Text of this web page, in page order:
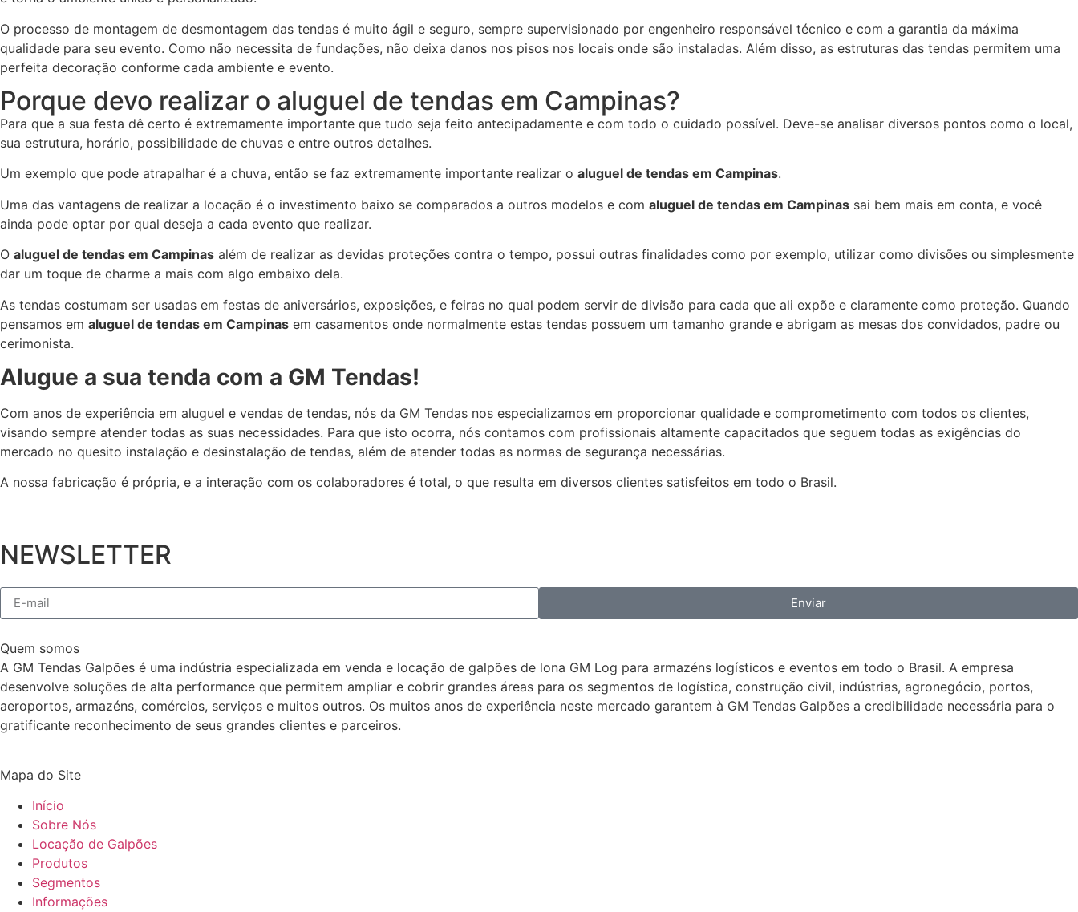
O processo de montagem de desmontagem das tendas é muito ágil e seguro, sempre supervisionado por engenheiro responsável técnico e com a garantia da máxima
qualidade para seu evento. Como não necessita de fundações, não deixa danos nos pisos nos locais onde são instaladas. Além disso, as estruturas das tendas permitem uma
perfeita decoração conforme cada ambiente e evento.
Porque devo realizar o aluguel de tendas em Campinas?
Para que a sua festa dê certo é extremamente importante que tudo seja feito antecipadamente e com todo o cuidado possível. Deve-se analisar diversos pontos como o local,
sua estrutura, horário, possibilidade de chuvas e entre outros detalhes.
Um exemplo que pode atrapalhar é a chuva, então se faz extremamente importante realizar o aluguel de tendas em Campinas.
Uma das vantagens de realizar a locação é o investimento baixo se comparados a outros modelos e com aluguel de tendas em Campinas sai bem mais em conta, e você
ainda pode optar por qual deseja a cada evento que realizar.
O aluguel de tendas em Campinas além de realizar as devidas proteções contra o tempo, possui outras finalidades como por exemplo, utilizar como divisões ou simplesmente
dar um toque de charme a mais com algo embaixo dela.
As tendas costumam ser usadas em festas de aniversários, exposições, e feiras no qual podem servir de divisão para cada que ali expõe e claramente como proteção. Quando
pensamos em aluguel de tendas em Campinas em casamentos onde normalmente estas tendas possuem um tamanho grande e abrigam as mesas dos convidados, padre ou
cerimonista.
Alugue a sua tenda com a GM Tendas!
Com anos de experiência em aluguel e vendas de tendas, nós da GM Tendas nos especializamos em proporcionar qualidade e comprometimento com todos os clientes,
visando sempre atender todas as suas necessidades. Para que isto ocorra, nós contamos com profissionais altamente capacitados que seguem todas as exigências do
mercado no quesito instalação e desinstalação de tendas, além de atender todas as normas de segurança necessárias.
A nossa fabricação é própria, e a interação com os colaboradores é total, o que resulta em diversos clientes satisfeitos em todo o Brasil.
NEWSLETTER
Enviar
Quem somos
A GM Tendas Galpões é uma indústria especializada em venda e locação de galpões de lona GM Log para armazéns logísticos e eventos em todo o Brasil. A empresa
desenvolve soluções de alta performance que permitem ampliar e cobrir grandes áreas para os segmentos de logística, construção civil, indústrias, agronegócio, portos,
aeroportos, armazéns, comércios, serviços e muitos outros. Os muitos anos de experiência neste mercado garantem à GM Tendas Galpões a credibilidade necessária para o
gratificante reconhecimento de seus grandes clientes e parceiros.
Mapa do Site
Início
Sobre Nós
Locação de Galpões
Produtos
Segmentos
Informações